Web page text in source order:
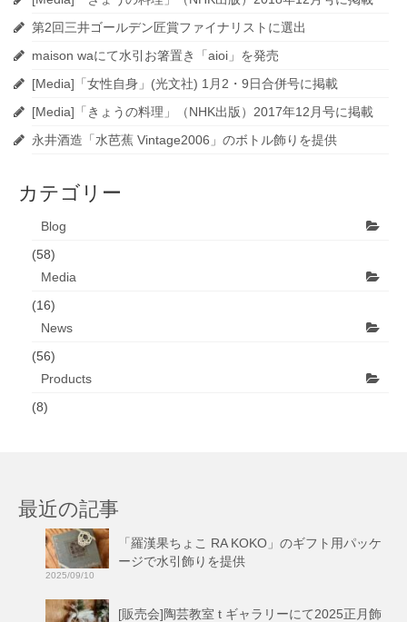
第2回三井ゴールデン匠賞ファイナリストに選出
maison waにて水引お箸置き「aioi」を発売
[Media]「女性自身」(光文社) 1月2・9日合併号に掲載
[Media]「きょうの料理」（NHK出版）2017年12月号に掲載
永井酒造「水芭蕉 Vintage2006」のボトル飾りを提供
カテゴリー
Blog
(58)
Media
(16)
News
(56)
Products
(8)
最近の記事
「羅漢果ちょこ RA KOKO」のギフト用パッケ
ージで水引飾りを提供
2025/09/10
[販売会]陶芸教室 t ギャラリーにて2025正月飾